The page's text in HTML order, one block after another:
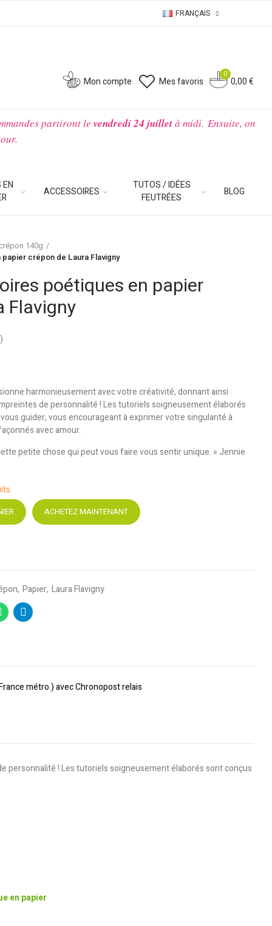
FRANÇAIS
Mon compte Mes favoris
0
0,00 €
partiront le vendredi 24 juilletà midi. Ensuite, on
EN
ACCESSOIRES
TUTOS / IDÉES
FEUTRÉES
BLOG
140g
crépon de Laura Flavigny
poétiques en papier
Flavigny
)
harmonieusement avec votre créativité, donnant ainsi
de personnalité ! Les tutoriels soigneusement élaborés
guider, vous encourageant à exprimer votre singularité à
avec amour.
petite chose qui peut vous faire vous sentir unique. » Jennie
ACHETEZ MAINTENANT
Papier Laura Flavigny
métro.) avec Chronopost relais
personnalité ! Les tutoriels soigneusement élaborés sont conçus
en papier